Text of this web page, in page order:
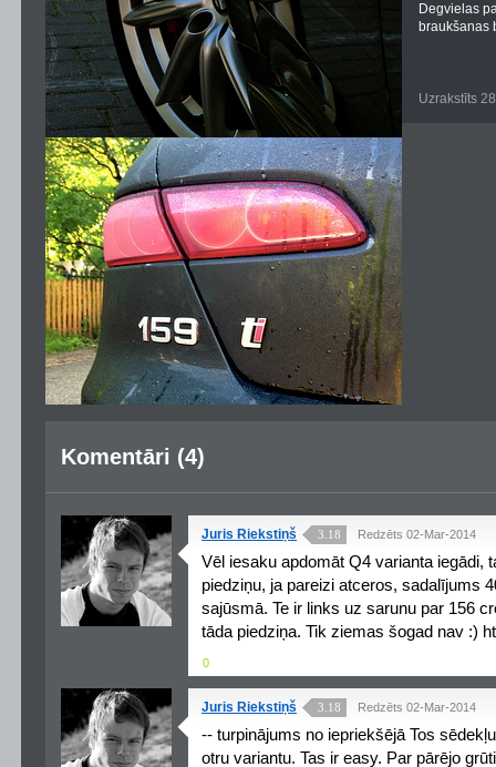
Degvielas
braukšanas
Uzrakstīts
Komentāri (4)
Juris Riekstiņš 3.18 Redzēts 02-Mar-2014
Vēl iesaku apdomāt Q4 varianta iegādi,
piedziņu, ja pareizi atceros, sadalījums
sajūsmā. Te ir links uz sarunu par 156
tāda piedziņa. Tik ziemas šogad nav :)
0
Juris Riekstiņš 3.18 Redzēts 02-Mar-2014
-- turpinājums no iepriekšējā Tos
otru variantu. Tas ir easy. Par pārējo